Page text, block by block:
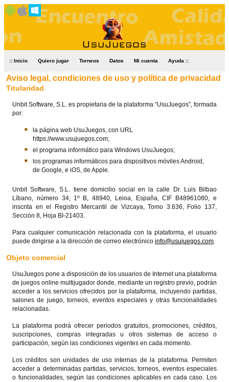
:: Inicio Quiero jugar Torneos Datos Mi cuenta Ayuda ::
Aviso legal, condiciones de uso y política de privacidad
Titularidad
Unbit Software, S.L. es propietaria de la plataforma “UsuJuegos”, formada
por:
la página web UsuJuegos, con URL
https://www.usujuegos.com;
el programa informático para Windows UsuJuegos;
los programas informáticos para dispositivos móviles Android,
de Google, e iOS, de Apple.
Unbit Software, S.L. tiene domicilio social en la calle Dr. Luis Bilbao
Líbano, número 34, 1º B, 48940, Leioa, España, CIF B48961080, e
inscrita en el Registro Mercantil de Vizcaya, Tomo 3.636, Folio 137,
Sección 8, Hoja BI-21403.
Para cualquier comunicación relacionada con la plataforma, el usuario
puede dirigirse a la dirección de correo electrónico info@usujuegos.com.
Objeto comercial
UsuJuegos pone a disposición de los usuarios de Internet una plataforma
de juegos online multijugador donde, mediante un registro previo, podrán
acceder a los servicios ofrecidos por la plataforma, incluyendo partidas,
salones de juego, torneos, eventos especiales y otras funcionalidades
relacionadas.
La plataforma podrá ofrecer periodos gratuitos, promociones, créditos,
suscripciones, compras integradas u otros sistemas de acceso o
participación, según las condiciones vigentes en cada momento.
Los créditos son unidades de uso internas de la plataforma. Permiten
acceder a determinadas partidas, servicios, torneos, eventos especiales
o funcionalidades, según las condiciones aplicables en cada caso. Los